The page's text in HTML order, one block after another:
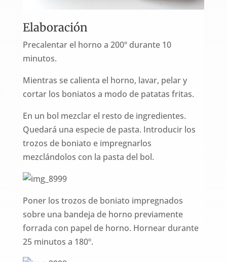
Elaboración
Precalentar el horno a 200º durante 10
minutos.
Mientras se calienta el horno, lavar, pelar y
cortar los boniatos a modo de patatas fritas.
En un bol mezclar el resto de ingredientes.
Quedará una especie de pasta. Introducir los
trozos de boniato e impregnarlos
mezclándolos con la pasta del bol.
Poner los trozos de boniato impregnados
sobre una bandeja de horno previamente
forrada con papel de horno. Hornear durante
25 minutos a 180º.